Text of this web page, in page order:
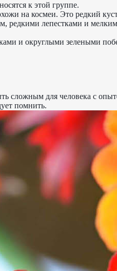
к этой группе.
на космеи. Это редкий
редкими лепестками и
и округлыми зелеными
сложным для человека с
помнить.